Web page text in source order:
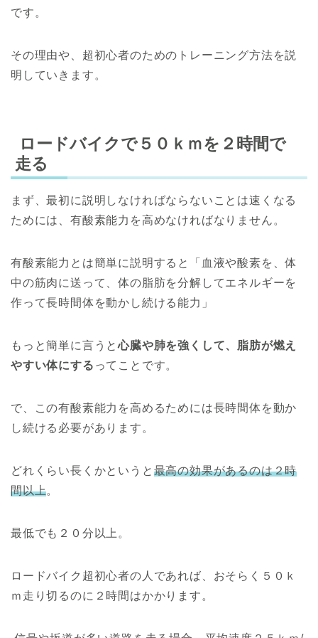
です。
その理由や、超初心者のためのトレーニング方法を説
明していきます。
ロードバイクで５０ｋｍを２時間で
走る
まず、最初に説明しなければならないことは速くなる
ためには、有酸素能力を高めなければなりません。
有酸素能力とは簡単に説明すると「血液や酸素を、体
中の筋肉に送って、体の脂肪を分解してエネルギーを
作って長時間体を動かし続ける能力」
もっと簡単に言うと心臓や肺を強くして、脂肪が燃え
やすい体にする ってことです。
で、この有酸素能力を高めるためには長時間体を動か
し続ける必要があります。
どれくらい長くかというと 最高の効果があるのは２時
間以上。
最低でも２０分以上。
ロードバイク超初心者の人であれば、おそらく５０ｋ
ｍ走り切るのに２時間はかかります。